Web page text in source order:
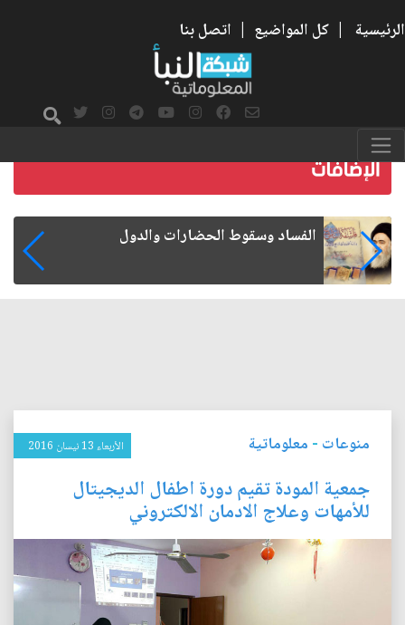
الرئيسية | كل المواضيع | اتصل بنا
رواتب الموظفين على صفيح ساخن
منوعات - معلوماتية الأربعاء 13 نيسان 2016
جمعية المودة تقيم دورة اطفال الديجيتال
للأمهات وعلاج الادمان الالكتروني